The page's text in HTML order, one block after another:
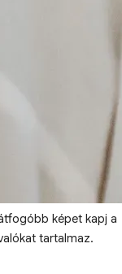
képet kapj a
tartalmaz.